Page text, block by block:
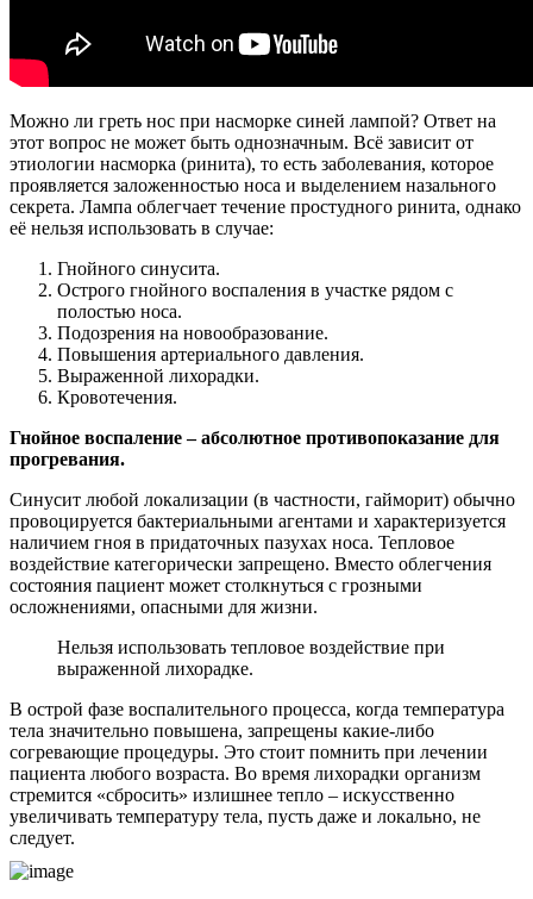
Можно ли греть нос при насморке синей лампой? Ответ на
этот вопрос не может быть однозначным. Всё зависит от
этиологии насморка (ринита), то есть заболевания, которое
проявляется заложенностью носа и выделением назального
секрета. Лампа облегчает течение простудного ринита, однако
её нельзя использовать в случае:
Гнойного синусита.
Острого гнойного воспаления в участке рядом с
полостью носа.
Подозрения на новообразование.
Повышения артериального давления.
Выраженной лихорадки.
Кровотечения.
Гнойное воспаление – абсолютное противопоказание для
прогревания.
Синусит любой локализации (в частности, гайморит) обычно
провоцируется бактериальными агентами и характеризуется
наличием гноя в придаточных пазухах носа. Тепловое
воздействие категорически запрещено. Вместо облегчения
состояния пациент может столкнуться с грозными
осложнениями, опасными для жизни.
Нельзя использовать тепловое воздействие при
выраженной лихорадке.
В острой фазе воспалительного процесса, когда температура
тела значительно повышена, запрещены какие-либо
согревающие процедуры. Это стоит помнить при лечении
пациента любого возраста. Во время лихорадки организм
стремится «сбросить» излишнее тепло – искусственно
увеличивать температуру тела, пусть даже и локально, не
следует.